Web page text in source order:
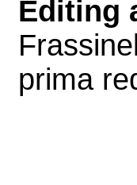
Editing
prima